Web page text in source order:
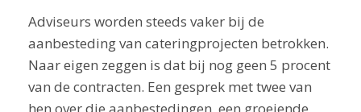
Adviseurs worden steeds vaker bij de
aanbesteding van cateringprojecten betrokken.
Naar eigen zeggen is dat bij nog geen 5 procent
van de contracten. Een gesprek met twee van